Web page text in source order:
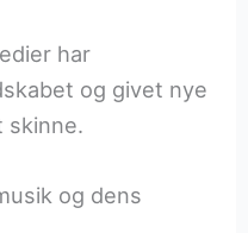
har
og givet nye
skinne.
og dens